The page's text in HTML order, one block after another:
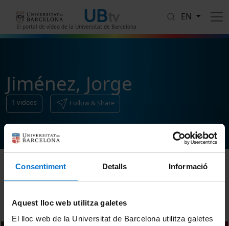
Consentiment Detalls Informació
Aquest lloc web utilitza galetes
El lloc web de la Universitat de Barcelona utilitza galetes
El portal de vídeo de la Universitat de Barcelona
EN
Jiménez, Jorge
1 videos Follow & Share
Sort